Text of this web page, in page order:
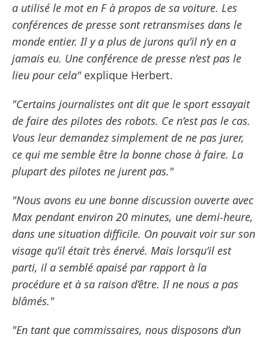
a utilisé le mot en F à propos de sa voiture. Les
conférences de presse sont retransmises dans le
monde entier. Il y a plus de jurons qu’il n’y en a
jamais eu. Une conférence de presse n’est pas le
lieu pour cela" explique Herbert.
"Certains journalistes ont dit que le sport essayait
de faire des pilotes des robots. Ce n’est pas le cas.
Vous leur demandez simplement de ne pas jurer,
ce qui me semble être la bonne chose à faire. La
plupart des pilotes ne jurent pas."
"Nous avons eu une bonne discussion ouverte avec
Max pendant environ 20 minutes, une demi-heure,
dans une situation difficile. On pouvait voir sur son
visage qu’il était très énervé. Mais lorsqu’il est
parti, il a semblé apaisé par rapport à la
procédure et à sa raison d’être. Il ne nous a pas
blâmés."
"En tant que commissaires, nous disposons d’un